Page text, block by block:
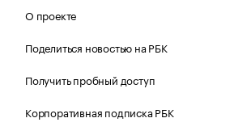
О проекте
Поделиться новостью на РБК
Получить пробный доступ
Корпоративная подписка РБК